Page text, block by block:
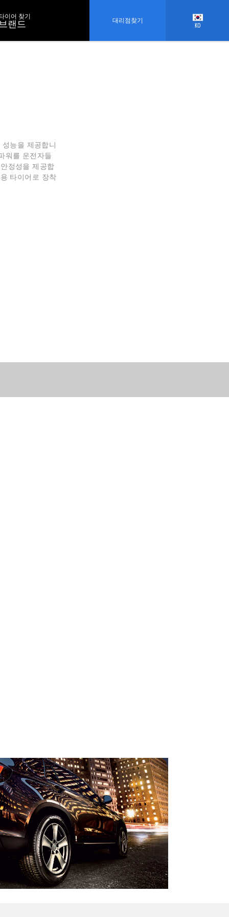
이어 찾기
브랜드 대리점찾기
KO
능을 제공합니
워를 운전자들
정성을 제공합
타이어로 장착